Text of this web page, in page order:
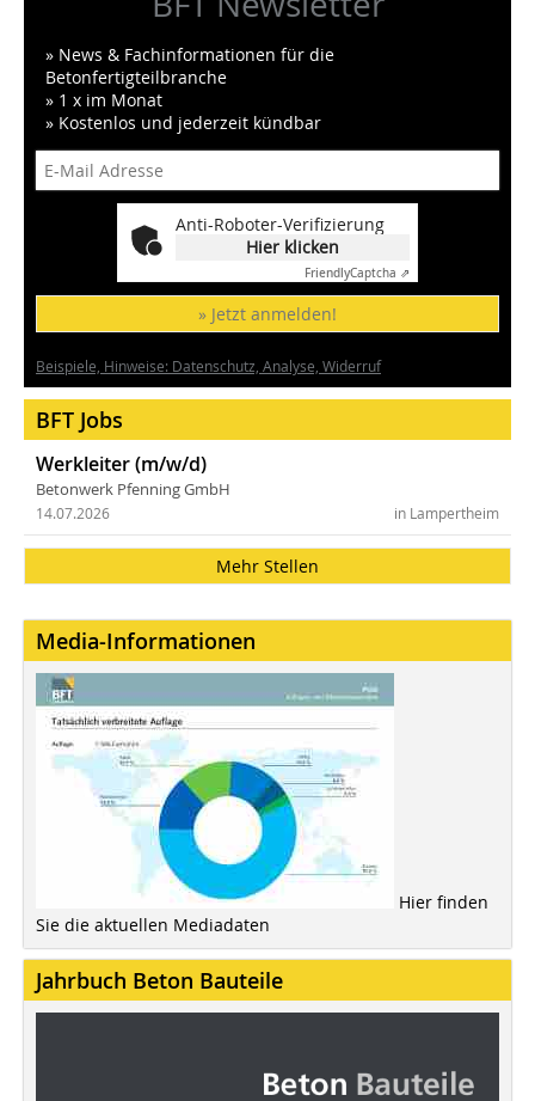
» News & Fachinformationen für die
Betonfertigteilbranche
» 1 x im Monat
» Kostenlos und jederzeit kündbar
Anti-Roboter-Verifizierung
Hier klicken
FriendlyCaptcha ⇗
» Jetzt anmelden!
Beispiele, Hinweise: Datenschutz, Analyse, Widerruf
BFT Jobs
Werkleiter (m/w/d)
Betonwerk Pfenning GmbH
in Lampertheim
14.07.2026
Mehr Stellen
Media-Informationen
Hier finden
Sie die aktuellen Mediadaten
Jahrbuch Beton Bauteile